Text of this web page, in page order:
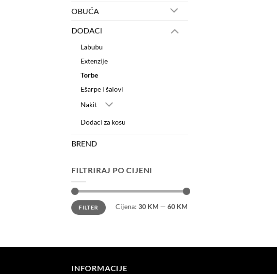
OBUĆA
DODACI
Labubu
Extenzije
Torbe
Ešarpe i šalovi
Nakit
Dodaci za kosu
BREND
FILTRIRAJ PO CIJENI
Minimalna
cijena
Maksimalna
cijenaFILTER Cijena: 30 KM — 60 KM
INFORMACIJE